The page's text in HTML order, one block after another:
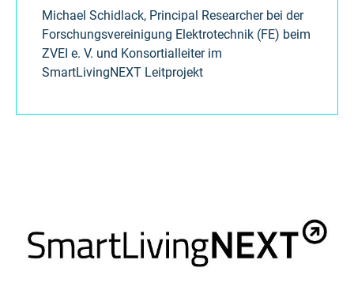
Michael Schidlack, Principal Researcher bei der
Forschungsvereinigung Elektrotechnik (FE) beim
ZVEI e. V. und Konsortialleiter im
SmartLivingNEXT Leitprojekt